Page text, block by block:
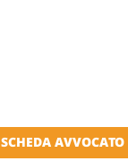
SCHEDA